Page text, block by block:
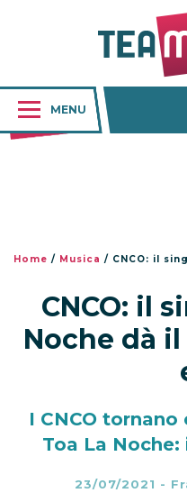
MENU
Home / Musica / CNCO: il
CNCO: il
Noche dà
I CNCO
Toa La
23/07/2021 -